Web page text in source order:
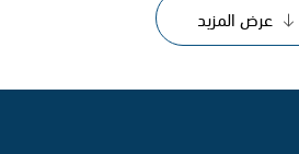
عرض المزيد